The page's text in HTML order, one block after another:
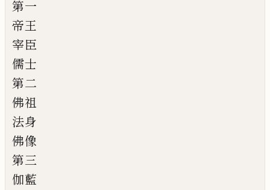
第一
帝王
宰臣
儒士
第二
佛祖
法身
佛像
第三
伽藍